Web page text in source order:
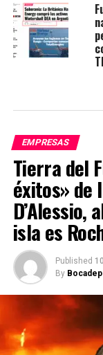
EMPRESAS
Tierra del
éxitos» de
D’Alessio,
isla es
Published
By